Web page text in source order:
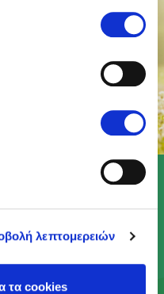
λεπτομερειών
τα cookies
κάνουμε πράξη το
στον πυρήνα
ένα
γενιές.